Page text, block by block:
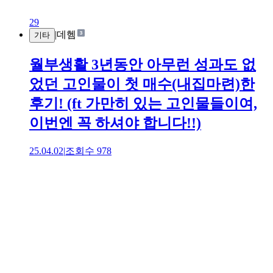
29
기타 |데헴
월부생활 3년동안 아무런 성과도 없
었던 고인물이 첫 매수(내집마련)한
후기! (ft 가만히 있는 고인물들이여,
이번엔 꼭 하셔야 합니다!!)
25.04.02|조회수 978